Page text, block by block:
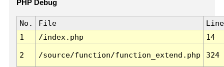
PHP Debug
No. File
Line
1
/index.php 14
2 /source/function/function_extend.php 324